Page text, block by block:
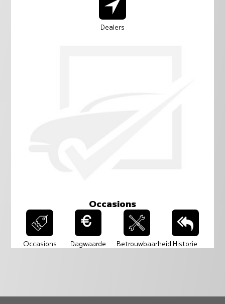
Dealers
Occasions
Occasions Dagwaarde Betrouwbaarheid Historie